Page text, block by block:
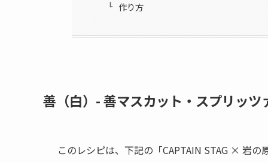
作り方
善（白）- 善マスカット・スプリッツ
このレシピは、下記の「CAPTAIN STAG × 岩